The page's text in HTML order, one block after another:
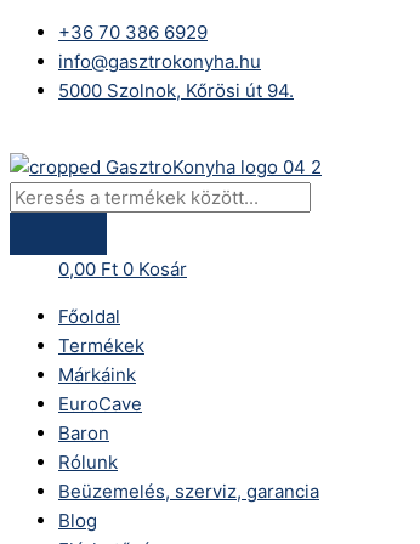
content
+36 70 386 6929
info@gasztrokonyha.hu
5000 Szolnok, Kőrösi út 94.
search
0,00 Ft 0 Kosár
Főoldal
Termékek
Márkáink
EuroCave
Baron
Rólunk
Beüzemelés, szerviz, garancia
Blog